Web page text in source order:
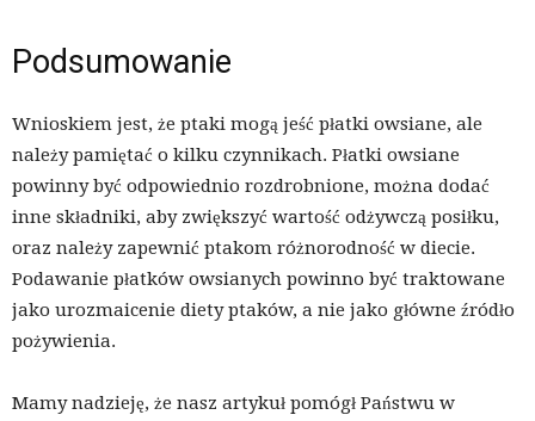
Podsumowanie
Wnioskiem jest, że ptaki mogą jeść płatki owsiane, ale
należy pamiętać o kilku czynnikach. Płatki owsiane
powinny być odpowiednio rozdrobnione, można dodać
inne składniki, aby zwiększyć wartość odżywczą posiłku,
oraz należy zapewnić ptakom różnorodność w diecie.
Podawanie płatków owsianych powinno być traktowane
jako urozmaicenie diety ptaków, a nie jako główne źródło
pożywienia.
Mamy nadzieję, że nasz artykuł pomógł Państwu w